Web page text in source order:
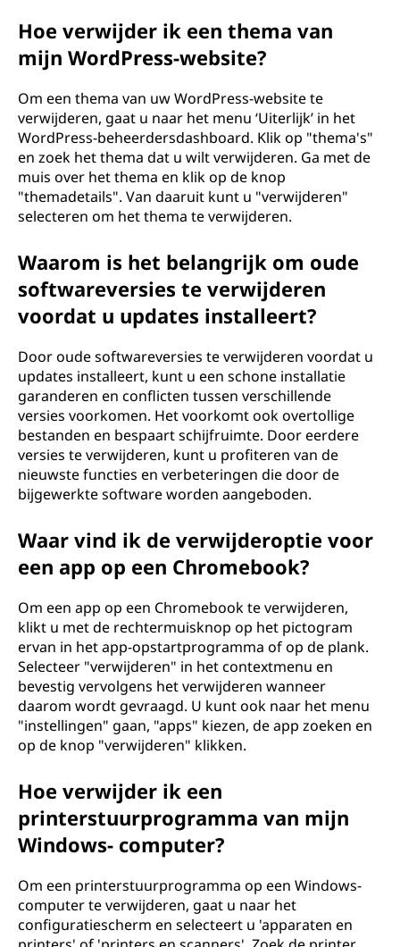
Hoe verwijder ik een thema van
mijn WordPress-website?
Om een thema van uw WordPress-website te
verwijderen, gaat u naar het menu ‘Uiterlijk’ in het
WordPress-beheerdersdashboard. Klik op "thema's"
en zoek het thema dat u wilt verwijderen. Ga met de
muis over het thema en klik op de knop
"themadetails". Van daaruit kunt u "verwijderen"
selecteren om het thema te verwijderen.
Waarom is het belangrijk om oude
softwareversies te verwijderen
voordat u updates installeert?
Door oude softwareversies te verwijderen voordat u
updates installeert, kunt u een schone installatie
garanderen en conflicten tussen verschillende
versies voorkomen. Het voorkomt ook overtollige
bestanden en bespaart schijfruimte. Door eerdere
versies te verwijderen, kunt u profiteren van de
nieuwste functies en verbeteringen die door de
bijgewerkte software worden aangeboden.
Waar vind ik de verwijderoptie voor
een app op een Chromebook?
Om een app op een Chromebook te verwijderen,
klikt u met de rechtermuisknop op het pictogram
ervan in het app-opstartprogramma of op de plank.
Selecteer "verwijderen" in het contextmenu en
bevestig vervolgens het verwijderen wanneer
daarom wordt gevraagd. U kunt ook naar het menu
"instellingen" gaan, "apps" kiezen, de app zoeken en
op de knop "verwijderen" klikken.
Hoe verwijder ik een
printerstuurprogramma van mijn
Windows- computer?
Om een printerstuurprogramma op een Windows-
computer te verwijderen, gaat u naar het
configuratiescherm en selecteert u 'apparaten en